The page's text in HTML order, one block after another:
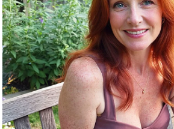
र्य
ट
न
स्थ
ल
फि
ट
ने